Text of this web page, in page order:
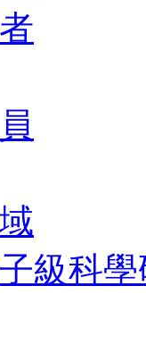
級科